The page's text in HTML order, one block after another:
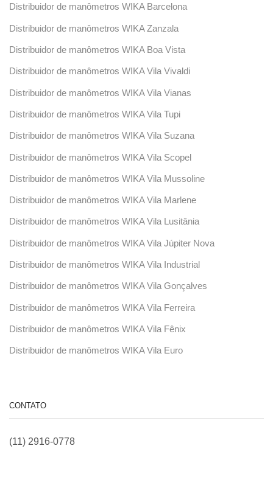
Distribuidor de manômetros WIKA Barcelona
Distribuidor de manômetros WIKA Zanzala
Distribuidor de manômetros WIKA Boa Vista
Distribuidor de manômetros WIKA Vila Vivaldi
Distribuidor de manômetros WIKA Vila Vianas
Distribuidor de manômetros WIKA Vila Tupi
Distribuidor de manômetros WIKA Vila Suzana
Distribuidor de manômetros WIKA Vila Scopel
Distribuidor de manômetros WIKA Vila Mussoline
Distribuidor de manômetros WIKA Vila Marlene
Distribuidor de manômetros WIKA Vila Lusitânia
Distribuidor de manômetros WIKA Vila Júpiter Nova
Distribuidor de manômetros WIKA Vila Industrial
Distribuidor de manômetros WIKA Vila Gonçalves
Distribuidor de manômetros WIKA Vila Ferreira
Distribuidor de manômetros WIKA Vila Fênix
Distribuidor de manômetros WIKA Vila Euro
CONTATO
(11) 2916-0778